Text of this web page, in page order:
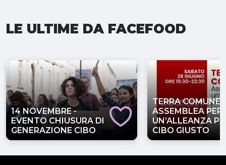
LE ULTIME DA FACEFOOD
14 NOVEMBRE -
EVENTO CHIUSURA DI
GENERAZIONE CIBO
TERRA COMUNE
ASSEMBLEA PER
UN’ALLEANZA
CIBO GIUSTO